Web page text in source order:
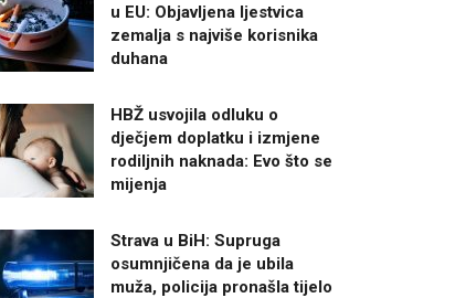
u EU: Objavljena ljestvica
zemalja s najviše korisnika
duhana
HBŽ usvojila odluku o
dječjem doplatku i izmjene
rodiljnih naknada: Evo što se
mijenja
Strava u BiH: Supruga
osumnjičena da je ubila
muža, policija pronašla tijelo